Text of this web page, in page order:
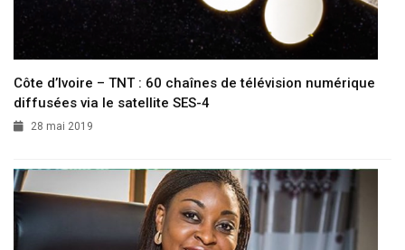
Côte d’Ivoire – TNT : 60 chaînes de télévision numérique
diffusées via le satellite SES-4
28 mai 2019